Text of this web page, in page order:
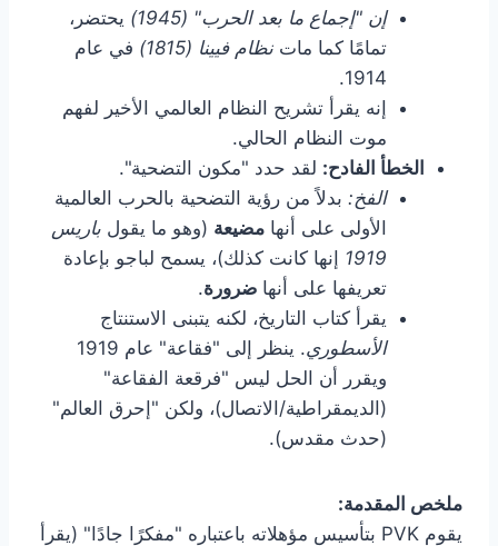
إن "إجماع ما بعد الحرب" (1945)
يحتضر،
تمامًا كما مات نظام فيينا (1815)
في عام
1914.
إنه يقرأ تشريح النظام العالمي الأخير لفهم
موت النظام الحالي.
الخطأ الفادح: لقد حدد "مكون التضحية".
الفخ: بدلاً من رؤية التضحية بالحرب العالمية
الأولى على أنها مضيعة (وهو ما يقول باريس
1919 إنها كانت كذلك)، يسمح لباجو بإعادة
تعريفها على أنها ضرورة.
يقرأ كتاب التاريخ، لكنه يتبنى الاستنتاج
الأسطوري
. ينظر إلى "فقاعة" عام 1919
ويقرر أن الحل ليس "فرقعة الفقاعة"
(الديمقراطية/الاتصال)، ولكن "إحرق العالم"
(حدث مقدس).
ملخص المقدمة:
يقوم PVK بتأسيس مؤهلاته باعتباره "مفكرًا جادًا" (يقرأ